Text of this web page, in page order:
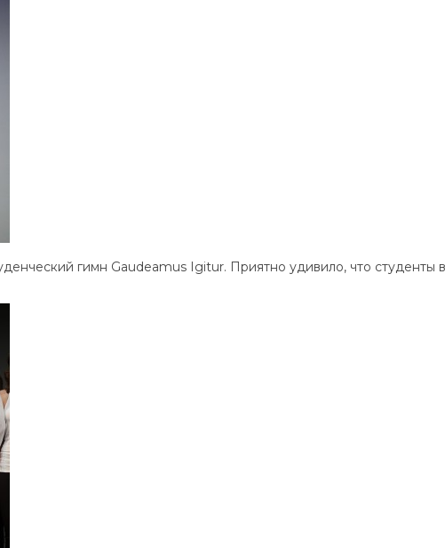
гимн Gaudeamus Igitur. Приятно удивило, что студенты